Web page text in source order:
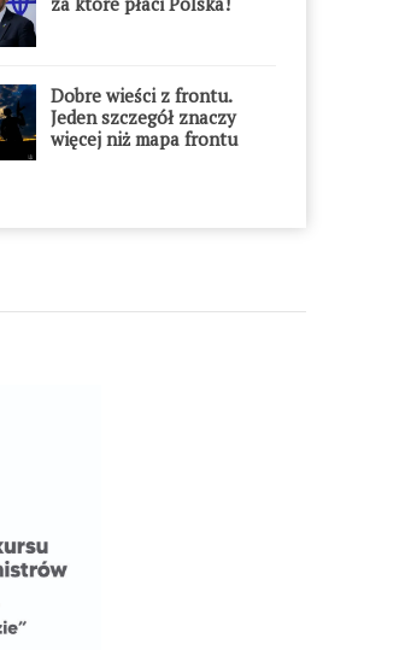
Dobre wieści z frontu.
Jeden szczegół znaczy
więcej niż mapa frontu